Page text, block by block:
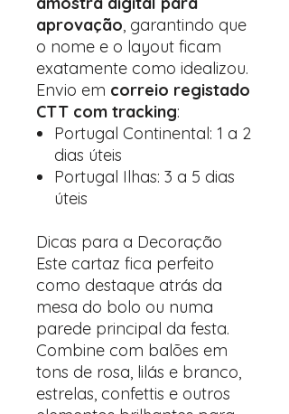
aprovação, garantindo que
o nome e o layout ficam
exatamente como idealizou.
Envio em correio registado
CTT com tracking:
Portugal Continental: 1 a 2
dias úteis
Portugal Ilhas: 3 a 5 dias
úteis
Dicas para a Decoração
Este cartaz fica perfeito
como destaque atrás da
mesa do bolo ou numa
parede principal da festa.
Combine com balões em
tons de rosa, lilás e branco,
estrelas, confettis e outros